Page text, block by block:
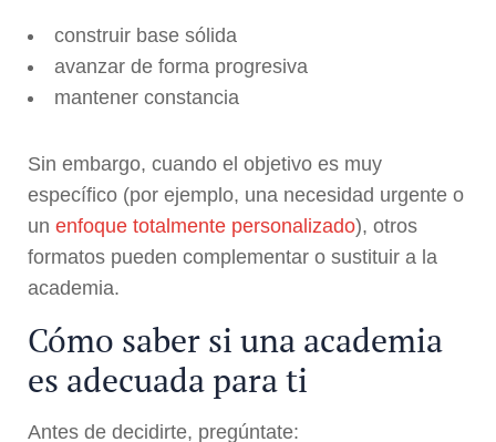
construir base sólida
avanzar de forma progresiva
mantener constancia
Sin embargo, cuando el objetivo es muy
específico (por ejemplo, una necesidad urgente o
un enfoque totalmente personalizado), otros
formatos pueden complementar o sustituir a la
academia.
Cómo saber si una academia
es adecuada para ti
Antes de decidirte, pregúntate: